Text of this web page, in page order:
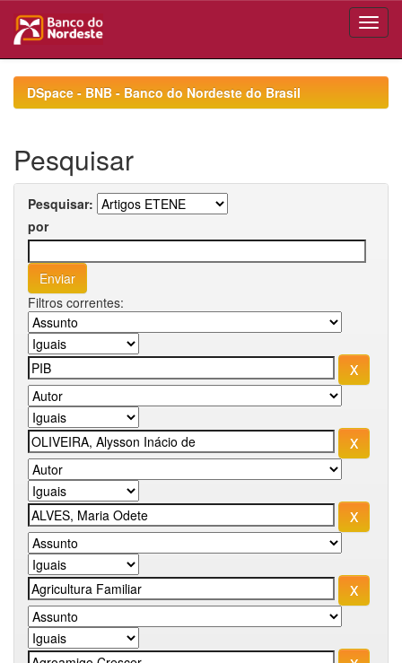
navigationDSpace - BNB - Banco do Nordeste do Brasil
Pesquisar
Pesquisar:
por
Filtros correntes: